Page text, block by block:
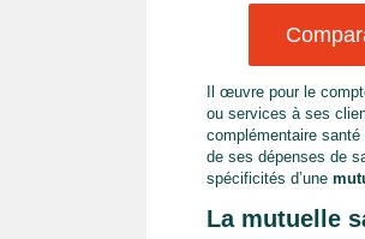
Il œuvre pour le
ou services à ses
complémentaire
de ses dépenses de
spécificités d’une
La mutuelle